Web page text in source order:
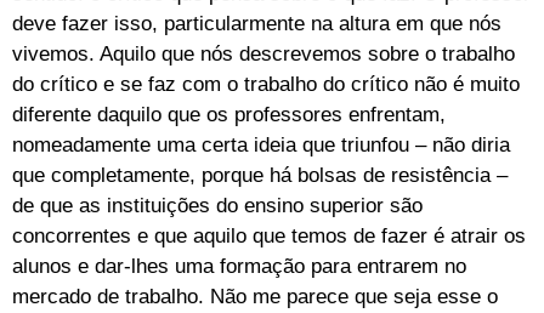
deve fazer isso, particularmente na altura em que nós
vivemos. Aquilo que nós descrevemos sobre o trabalho
do crítico e se faz com o trabalho do crítico não é muito
diferente daquilo que os professores enfrentam,
nomeadamente uma certa ideia que triunfou – não diria
que completamente, porque há bolsas de resistência –
de que as instituições do ensino superior são
concorrentes e que aquilo que temos de fazer é atrair os
alunos e dar-lhes uma formação para entrarem no
mercado de trabalho. Não me parece que seja esse o